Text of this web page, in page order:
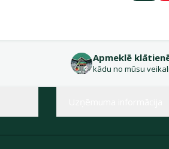
Apmeklē
kādu no mūsu